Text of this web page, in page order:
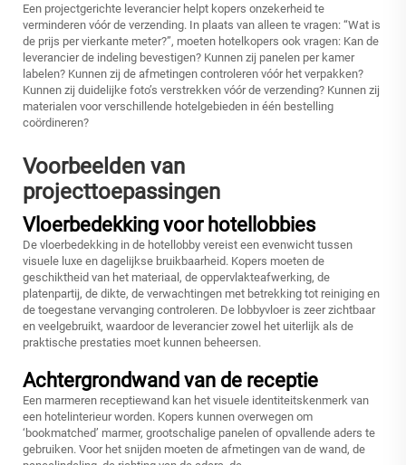
Een projectgerichte leverancier helpt kopers onzekerheid te
verminderen vóór de verzending. In plaats van alleen te vragen: “Wat is
de prijs per vierkante meter?”, moeten hotelkopers ook vragen: Kan de
leverancier de indeling bevestigen? Kunnen zij panelen per kamer
labelen? Kunnen zij de afmetingen controleren vóór het verpakken?
Kunnen zij duidelijke foto’s verstrekken vóór de verzending? Kunnen zij
materialen voor verschillende hotelgebieden in één bestelling
coördineren?
Voorbeelden van
projecttoepassingen
Vloerbedekking voor hotellobbies
De vloerbedekking in de hotellobby vereist een evenwicht tussen
visuele luxe en dagelijkse bruikbaarheid. Kopers moeten de
geschiktheid van het materiaal, de oppervlakteafwerking, de
platenpartij, de dikte, de verwachtingen met betrekking tot reiniging en
de toegestane vervanging controleren. De lobbyvloer is zeer zichtbaar
en veelgebruikt, waardoor de leverancier zowel het uiterlijk als de
praktische prestaties moet kunnen beheersen.
Achtergrondwand van de receptie
Een marmeren receptiewand kan het visuele identiteitskenmerk van
een hotelinterieur worden. Kopers kunnen overwegen om
‘bookmatched’ marmer, grootschalige panelen of opvallende aders te
gebruiken. Voor het snijden moeten de afmetingen van de wand, de